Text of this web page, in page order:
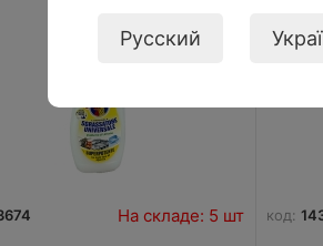
Русский
На складе: 5 шт код: